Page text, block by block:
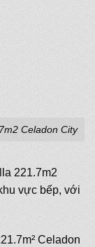
Celadon City
221.7m2
vực bếp, với
Celadon